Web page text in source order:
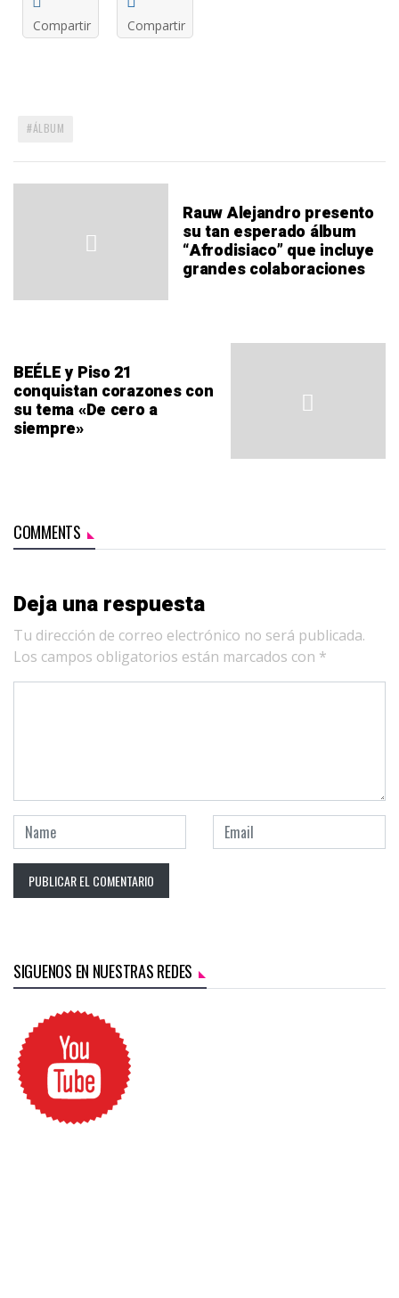
Compartir Compartir
ÁLBUM
Rauw Alejandro presento
su tan esperado álbum
“Afrodisiaco” que incluye
grandes colaboraciones
BEÉLE y Piso 21
conquistan corazones con
su tema «De cero a
siempre»
COMMENTS
Deja una respuesta
Tu dirección de correo electrónico no será publicada.
Los campos obligatorios están marcados con *
SIGUENOS EN NUESTRAS REDES